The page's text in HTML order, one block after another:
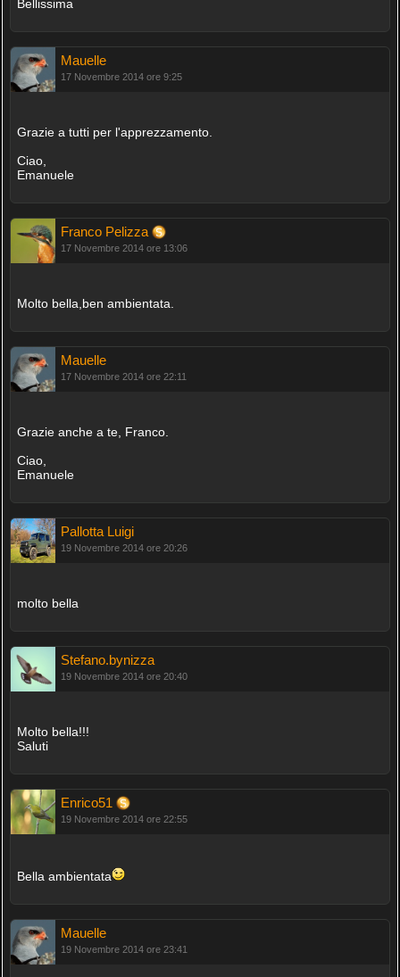
Bellissima
Mauelle
17 Novembre 2014 ore 9:25
Grazie a tutti per l'apprezzamento.
Ciao,
Emanuele
Franco Pelizza
17 Novembre 2014 ore 13:06
Molto bella,ben ambientata.
Mauelle
17 Novembre 2014 ore 22:11
Grazie anche a te, Franco.
Ciao,
Emanuele
Pallotta Luigi
19 Novembre 2014 ore 20:26
molto bella
Stefano.bynizza
19 Novembre 2014 ore 20:40
Molto bella!!!
Saluti
Enrico51
19 Novembre 2014 ore 22:55
Bella ambientata
Mauelle
19 Novembre 2014 ore 23:41